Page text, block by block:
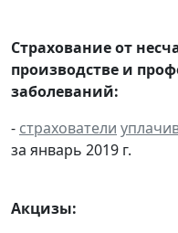
Страхование от
производстве и
заболеваний:
- страхователи
за январь 2019 г.
Акцизы: